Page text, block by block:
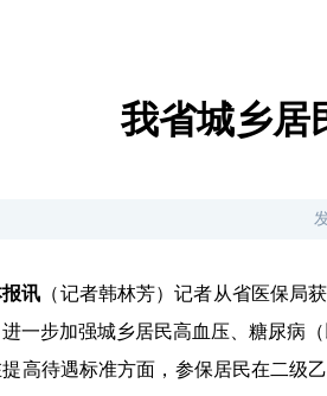
我省城乡居
讯 （记者韩林芳）记者从省医保局
一步加强城乡居民高血压、糖尿病
待遇标准方面，参保居民在二级乙